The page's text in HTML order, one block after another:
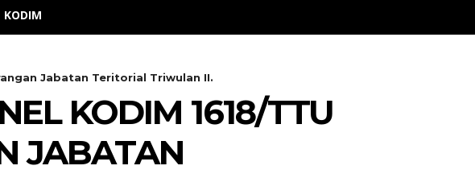
KODIM
Jabatan Teritorial Triwulan II.
KODIM 1618/TTU
JABATAN